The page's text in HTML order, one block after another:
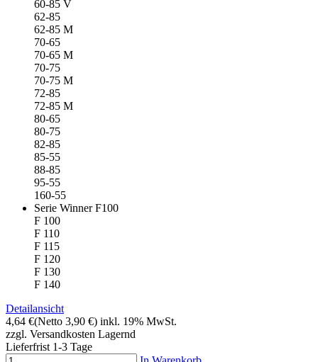
60-85 V
62-85
62-85 M
70-65
70-65 M
70-75
70-75 M
72-85
72-85 M
80-65
80-75
82-85
85-55
88-85
95-55
160-55
Serie Winner F100
F 100
F 110
F 115
F 120
F 130
F 140
Detailansicht
4,64 €(Netto 3,90 €) inkl. 19% MwSt.
zzgl. Versandkosten Lagernd
Lieferfrist 1-3 Tage